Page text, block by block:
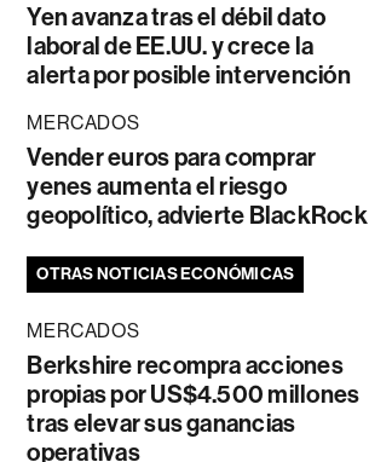
Yen avanza tras el débil dato
laboral de EE.UU. y crece la
alerta por posible intervención
MERCADOS
Vender euros para comprar
yenes aumenta el riesgo
geopolítico, advierte BlackRock
OTRAS NOTICIAS ECONÓMICAS
MERCADOS
Berkshire recompra acciones
propias por US$4.500 millones
tras elevar sus ganancias
operativas